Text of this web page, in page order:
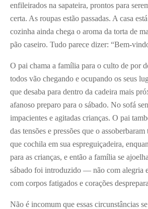
enfileirados na sapateira, prontos para
certa. As roupas estão passadas. A casa
cozinha ainda chega o aroma da torta de
pão caseiro. Tudo parece dizer: “Bem-
O pai chama a família para o culto de por
todos vão chegando e ocupando os seus
que desaba para dentro da cadeira mais
afanoso preparo para o sábado. No sofá
impacientes e agitadas crianças. O pai
das tensões e pressões que o
que cochila em sua espreguiçadeira,
para as crianças, e então a família se
sábado foi introduzido — não com alegria
com corpos fatigados e corações
Não é incomum que essas circunstâncias